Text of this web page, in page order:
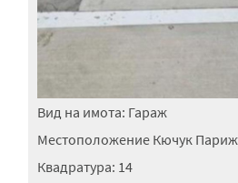
Вид на имота: Гараж
Местоположение Кючук Париж
Квадратура: 14